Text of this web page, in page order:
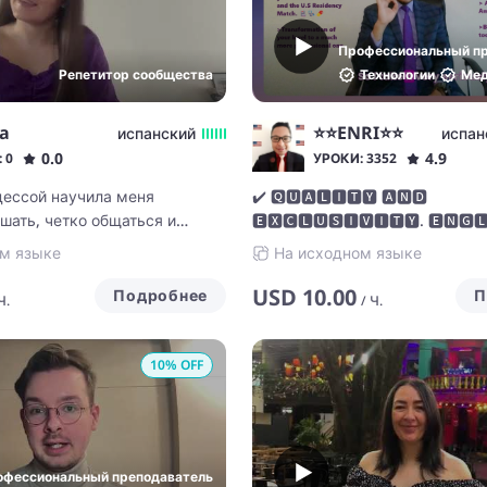
Репетитор сообщества
испанский
0
0.0
научила меня
четко общаться и
язык с людьми всех
увлекательной манере,
я научилась терпеливо
общаться и общаться с
культур. Мне нравится
естественной и динамичной
каждый урок к
языке
Подробнее
Профессиональный
Технологии
⭐⭐ENRI⭐⭐
УРОКИ: 3352
4.9
✔️ 🆀🆄🅰🅻🅸🆃🆈 🅰🅽🅳
🅴🆇🅲🅻🆄🆂🅸🆅🅸🆃🆈.
🆂🅿🅰🅽🅸🆂🅷 🆃🅴🅰🅲🅷🅴🆁
На исходном языке
USD 10.00 / Ч.
преподаватель
10% OFF